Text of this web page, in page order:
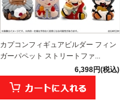
カプコンフィギュアビルダー フィン
ガーパペット ストリートファ...
6,398円(税込)